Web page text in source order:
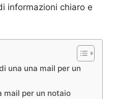
informazioni chiaro e
una una mail per un
mail per un notaio